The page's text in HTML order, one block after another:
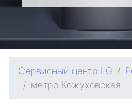
Сервисный центр LG
метро Кожуховская